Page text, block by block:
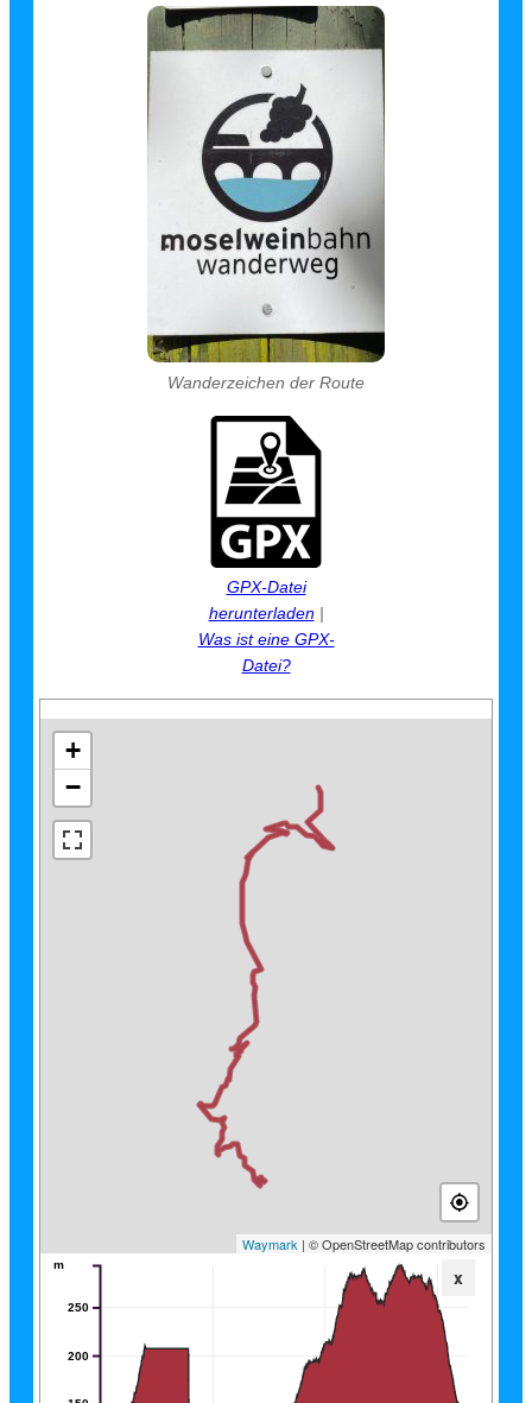
Wanderzeichen der Route
GPX-Datei
herunterladen|
Was ist eine GPX-
Datei?
+
−
Waymark | © OpenStreetMap contributors
x
200
250
m